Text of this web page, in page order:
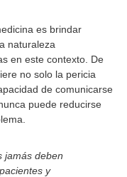
es brindar
naturaleza
en este contexto. De
no solo la pericia
de comunicarse
puede reducirse
jamás deben
y